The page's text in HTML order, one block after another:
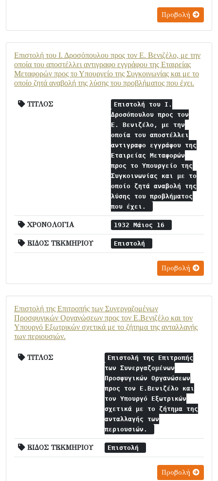
Προβολή
Επιστολή του Ι. Δροσόπουλου προς τον Ε. Βενιζέλο, με την
οποία του αποστέλλει αντιγραφο εγγράφου της Εταιρείας
Μεταφορών προς το Υπουργείο της Συγκοινωνίας και με το
οποίο ζητά αναβολή της λύσης του προβλήματος που έχει.
ΤΙΤΛΟΣ
Επιστολή του Ι.
Δροσόπουλου προς τον
Ε. Βενιζέλο, με την
οποία του αποστέλλει
αντιγραφο εγγράφου της
Εταιρείας Μεταφορών
προς το Υπουργείο της
Συγκοινωνίας και με το
οποίο ζητά αναβολή της
λύσης του προβλήματος
που έχει.
ΧΡΟΝΟΛΟΓΙΑ 1932 Μάιος 16
ΕΙΔΟΣ ΤΕΚΜΗΡΙΟΥ Επιστολή
Προβολή
Επιστολή της Επιτροπής των Συνεργαζομένων
Προσφυγικών Οργανώσεων προς τον Ε.Βενιζέλο και τον
Υπουργό Εξωτρικών σχετικά με το ζήτημα της ανταλλαγής
των περιουσιών.
ΤΙΤΛΟΣ
Επιστολή της Επιτροπής
των Συνεργαζομένων
Προσφυγικών Οργανώσεων
προς τον Ε.Βενιζέλο και
τον Υπουργό Εξωτρικών
σχετικά με το ζήτημα της
ανταλλαγής των
περιουσιών.
ΕΙΔΟΣ ΤΕΚΜΗΡΙΟΥ Επιστολή
Προβολή